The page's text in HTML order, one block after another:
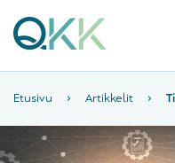
Etusivu › Artikkelit ›